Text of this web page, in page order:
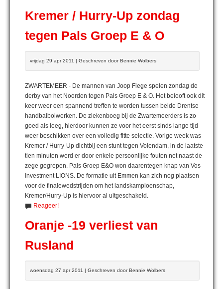
Kremer / Hurry-Up zondag
tegen Pals Groep E & O
vrijdag 29 apr 2011 | Geschreven door Bennie Wolbers
ZWARTEMEER - De mannen van Joop Fiege spelen zondag de
derby van het Noorden tegen Pals Groep E & O. Het belooft ook dit
keer weer een spannend treffen te worden tussen beide Drentse
handbalbolwerken. De ziekenboeg bij de Zwartemeerders is zo
goed als leeg, hierdoor kunnen ze voor het eerst sinds lange tijd
weer beschikken over een volledig fitte selectie. Vorige week was
Kremer / Hurry-Up dichtbij een stunt tegen Volendam, in de laatste
tien minuten werd er door enkele persoonlijke fouten net naast de
zege gegrepen. Pals Groep E&O won daarentegen knap van Vos
Investment LIONS. De formatie uit Emmen kan zich nog plaatsen
voor de finalewedstrijden om het landskampioenschap,
Kremer/Hurry-Up is hiervoor al uitgeschakeld.
Reageer!
Oranje -19 verliest van
Rusland
woensdag 27 apr 2011 | Geschreven door Bennie Wolbers